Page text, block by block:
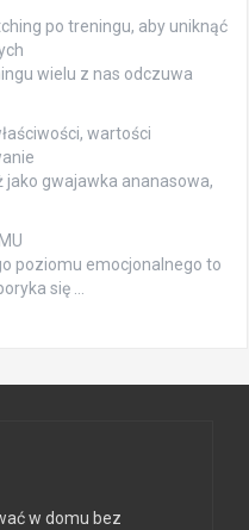
po treningu, aby uniknąć
wielu z nas odczuwa
wartości
jako gwajawka ananasowa,
poziomu emocjonalnego to
się …
w domu bez